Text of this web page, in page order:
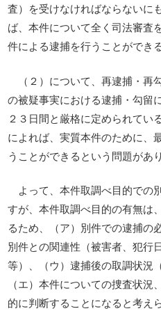
査）を受けなければならないに
ば、本件について全く司法審査
件による逮捕を行うことができ
（２）について、再逮捕・再
の被疑事実における逮捕・勾留
２３日間と厳格に定められてい
によれば、実質本件のために、
うことができるという問題があ
よって、本件取調べ目的での
すが、本件取調べ目的の有無は
るため、（ア）別件での逮捕の
別件との関連性（被害者、犯行
等）、（ウ）逮捕後の取調状況
（エ）本件についての捜査状
的に判断することになると考え